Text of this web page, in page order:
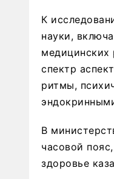
К
науки,
медицинских
спектр
ритмы,
В
часовой
здоровье